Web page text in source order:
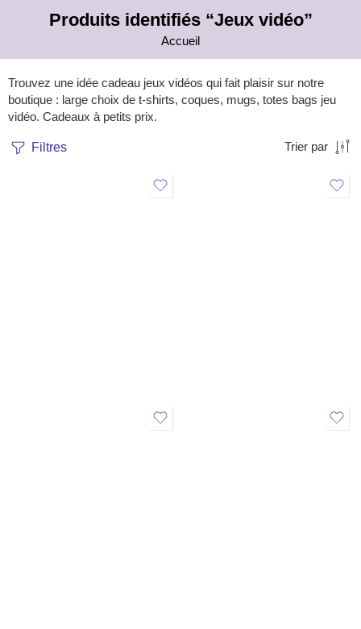
Produits identifiés “Jeux vidéo”
Accueil
Trouvez une idée cadeau jeux vidéos qui fait plaisir sur notre
boutique : large choix de t-shirts, coques, mugs, totes bags jeu
vidéo. Cadeaux à petits prix.
Filtres Trier par